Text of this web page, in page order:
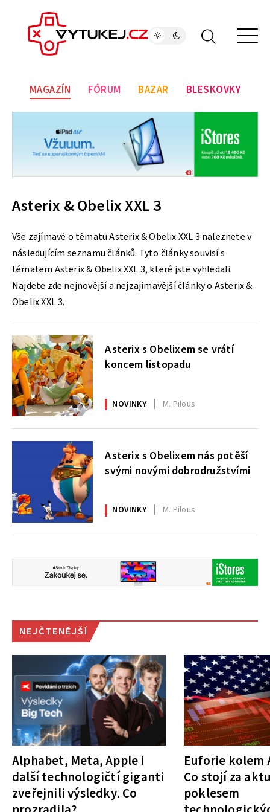
MAGAZÍN FÓRUM BAZAR BLESKOVKY
Asterix & Obelix XXL 3
Vše zajímavé o tématu Asterix & Obelix XXL 3 naleznete v
následujícím seznamu článků. Tyto články souvisí s
tématem Asterix & Obelix XXL 3, které jste vyhledali.
Najdete zde nejnovější a nejzajímavější články o Asterix &
Obelix XXL 3.
Asterix s Obelixem se vrátí
koncem listopadu
NOVINKY M. Pilous
Asterix s Obelixem nás potěší
svými novými dobrodružstvími
NOVINKY M. Pilous
NEJČTENĚJŠÍ
Alphabet, Meta, Apple i
další technologičtí giganti
zveřejnili výsledky. Co
Euforie kolem
Co stojí za
poklesem